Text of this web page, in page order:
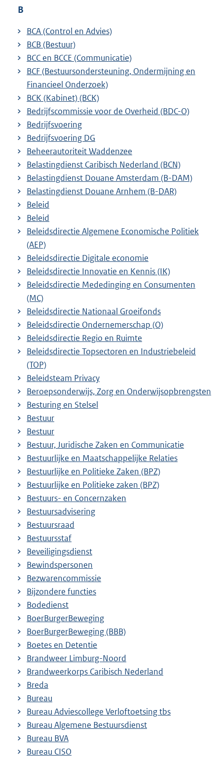
B
BCA (Control en Advies)
BCB (Bestuur)
BCC en BCCE (Communicatie)
BCF (Bestuursondersteuning, Ondermijning en
Financieel Onderzoek)
BCK (Kabinet) (BCK)
Bedrijfscommissie voor de Overheid (BDC-O)
Bedrijfsvoering
Bedrijfsvoering DG
Beheerautoriteit Waddenzee
Belastingdienst Caribisch Nederland (BCN)
Belastingdienst Douane Amsterdam (B-DAM)
Belastingdienst Douane Arnhem (B-DAR)
Beleid
Beleid
Beleidsdirectie Algemene Economische Politiek
(AEP)
Beleidsdirectie Digitale economie
Beleidsdirectie Innovatie en Kennis (IK)
Beleidsdirectie Mededinging en Consumenten
(MC)
Beleidsdirectie Nationaal Groeifonds
Beleidsdirectie Ondernemerschap (O)
Beleidsdirectie Regio en Ruimte
Beleidsdirectie Topsectoren en Industriebeleid
(TOP)
Beleidsteam Privacy
Beroepsonderwijs, Zorg en Onderwijsopbrengsten
Besturing en Stelsel
Bestuur
Bestuur
Bestuur, Juridische Zaken en Communicatie
Bestuurlijke en Maatschappelijke Relaties
Bestuurlijke en Politieke Zaken (BPZ)
Bestuurlijke en Politieke zaken (BPZ)
Bestuurs- en Concernzaken
Bestuursadvisering
Bestuursraad
Bestuursstaf
Beveiligingsdienst
Bewindspersonen
Bezwarencommissie
Bijzondere functies
Bodedienst
BoerBurgerBeweging
BoerBurgerBeweging (BBB)
Boetes en Detentie
Brandweer Limburg-Noord
Brandweerkorps Caribisch Nederland
Breda
Bureau
Bureau Adviescollege Verloftoetsing tbs
Bureau Algemene Bestuursdienst
Bureau BVA
Bureau CISO